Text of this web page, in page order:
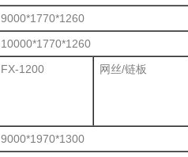
9000*1770*1260
10000*1770*1260
FX-1200
网丝/链板
9000*1970*1300